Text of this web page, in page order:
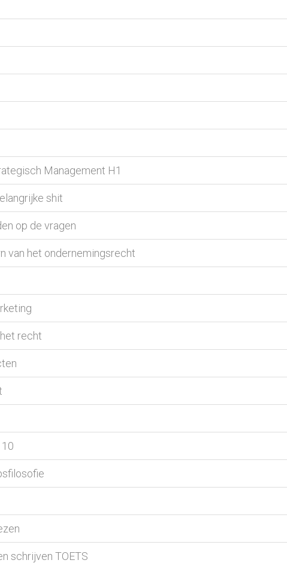
Management H1
shit
op de vragen
van het ondernemingsrecht
recht
schrijven TOETS